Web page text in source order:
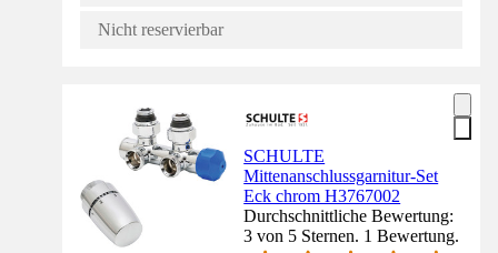
Nicht reservierbar
SCHULTE
Mittenanschlussgarnitur-Set
Eck chrom H3767002
Durchschnittliche Bewertung:
3 von 5 Sternen. 1 Bewertung.